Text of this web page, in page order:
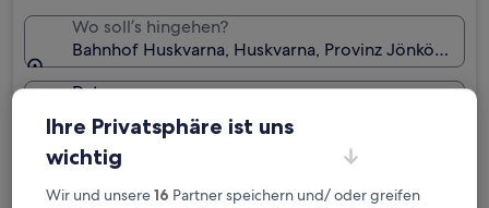
Wo soll’s hingehen?
Bahnhof Huskvarna, Huskvarna, Provinz Jönköpings
Daten
Fr., 21. Aug. - Sa., 22. Aug.
Gäste
Ihre Privatsphäre ist uns
wichtig
Wir und unsere16 Partner speichern und/ oder greifen